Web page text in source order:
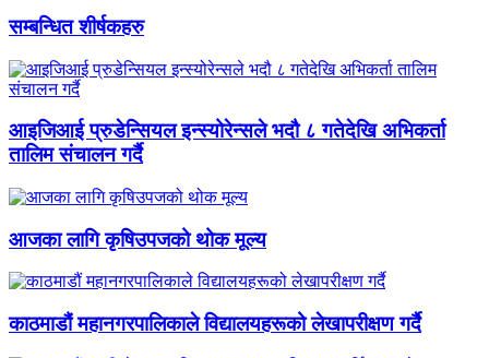
सम्बन्धित शीर्षकहरु
आइजिआई प्रुडेन्सियल इन्स्योरेन्सले भदौ ८ गतेदेखि अभिकर्ता
तालिम संचालन गर्दै
आजका लागि कृषिउपजको थोक मूल्य
काठमाडौं महानगरपालिकाले विद्यालयहरूको लेखापरीक्षण गर्दै